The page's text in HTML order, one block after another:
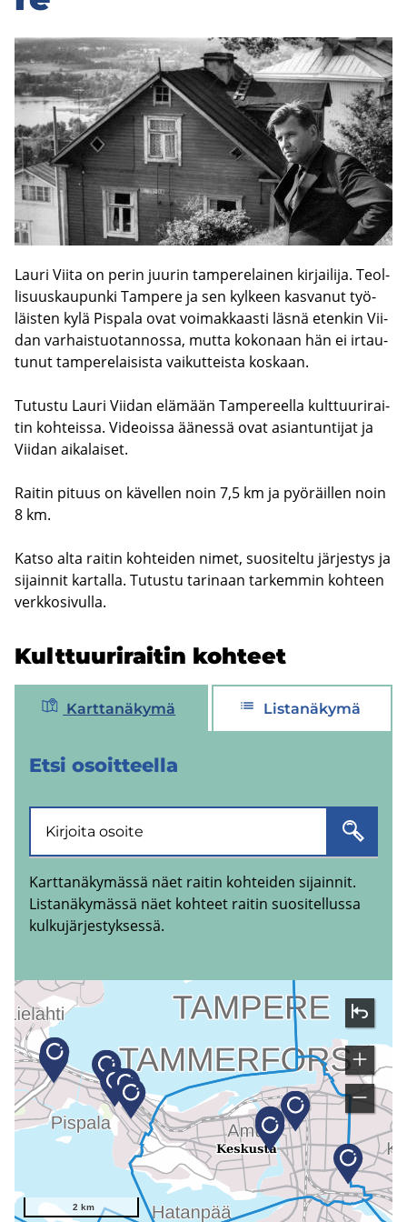
Lauri Viita on perin juu­rin tam­pe­re­lai­nen kir­jai­li­ja. Teol­
li­suus­kau­pun­ki Tam­pe­re ja sen kyl­keen kas­va­nut työ­
läis­ten kylä Pis­pa­la ovat voi­mak­kaas­ti läsnä eten­kin Vii­
dan var­hais­tuo­tan­nos­sa, mutta ko­ko­naan hän ei ir­tau­
tu­nut tam­pe­re­lai­sis­ta vai­kut­teis­ta kos­kaan.
Tu­tus­tu Lauri Vii­dan elä­mään Tam­pe­reel­la kult­tuu­ri­rai­
tin koh­teis­sa. Vi­deois­sa ää­nes­sä ovat asian­tun­ti­jat ja
Vii­dan ai­ka­lai­set.
Rai­tin pi­tuus on kä­vel­len noin 7,5 km ja pyö­räil­len noin
8 km.
Katso alta rai­tin koh­tei­den nimet, suo­si­tel­tu jär­jes­tys ja
si­jain­nit kar­tal­la. Tu­tus­tu ta­ri­naan tar­kem­min koh­teen
verk­ko­si­vul­la.
Kult­tuu­ri­rai­tin koh­teet
Karttanäkymä Listanäkymä
Etsi osoit­teel­la
Karttanäkymässä näet raitin kohteiden sijainnit.
Listanäkymässä näet kohteet raitin suositellussa
kulkujärjestyksessä.